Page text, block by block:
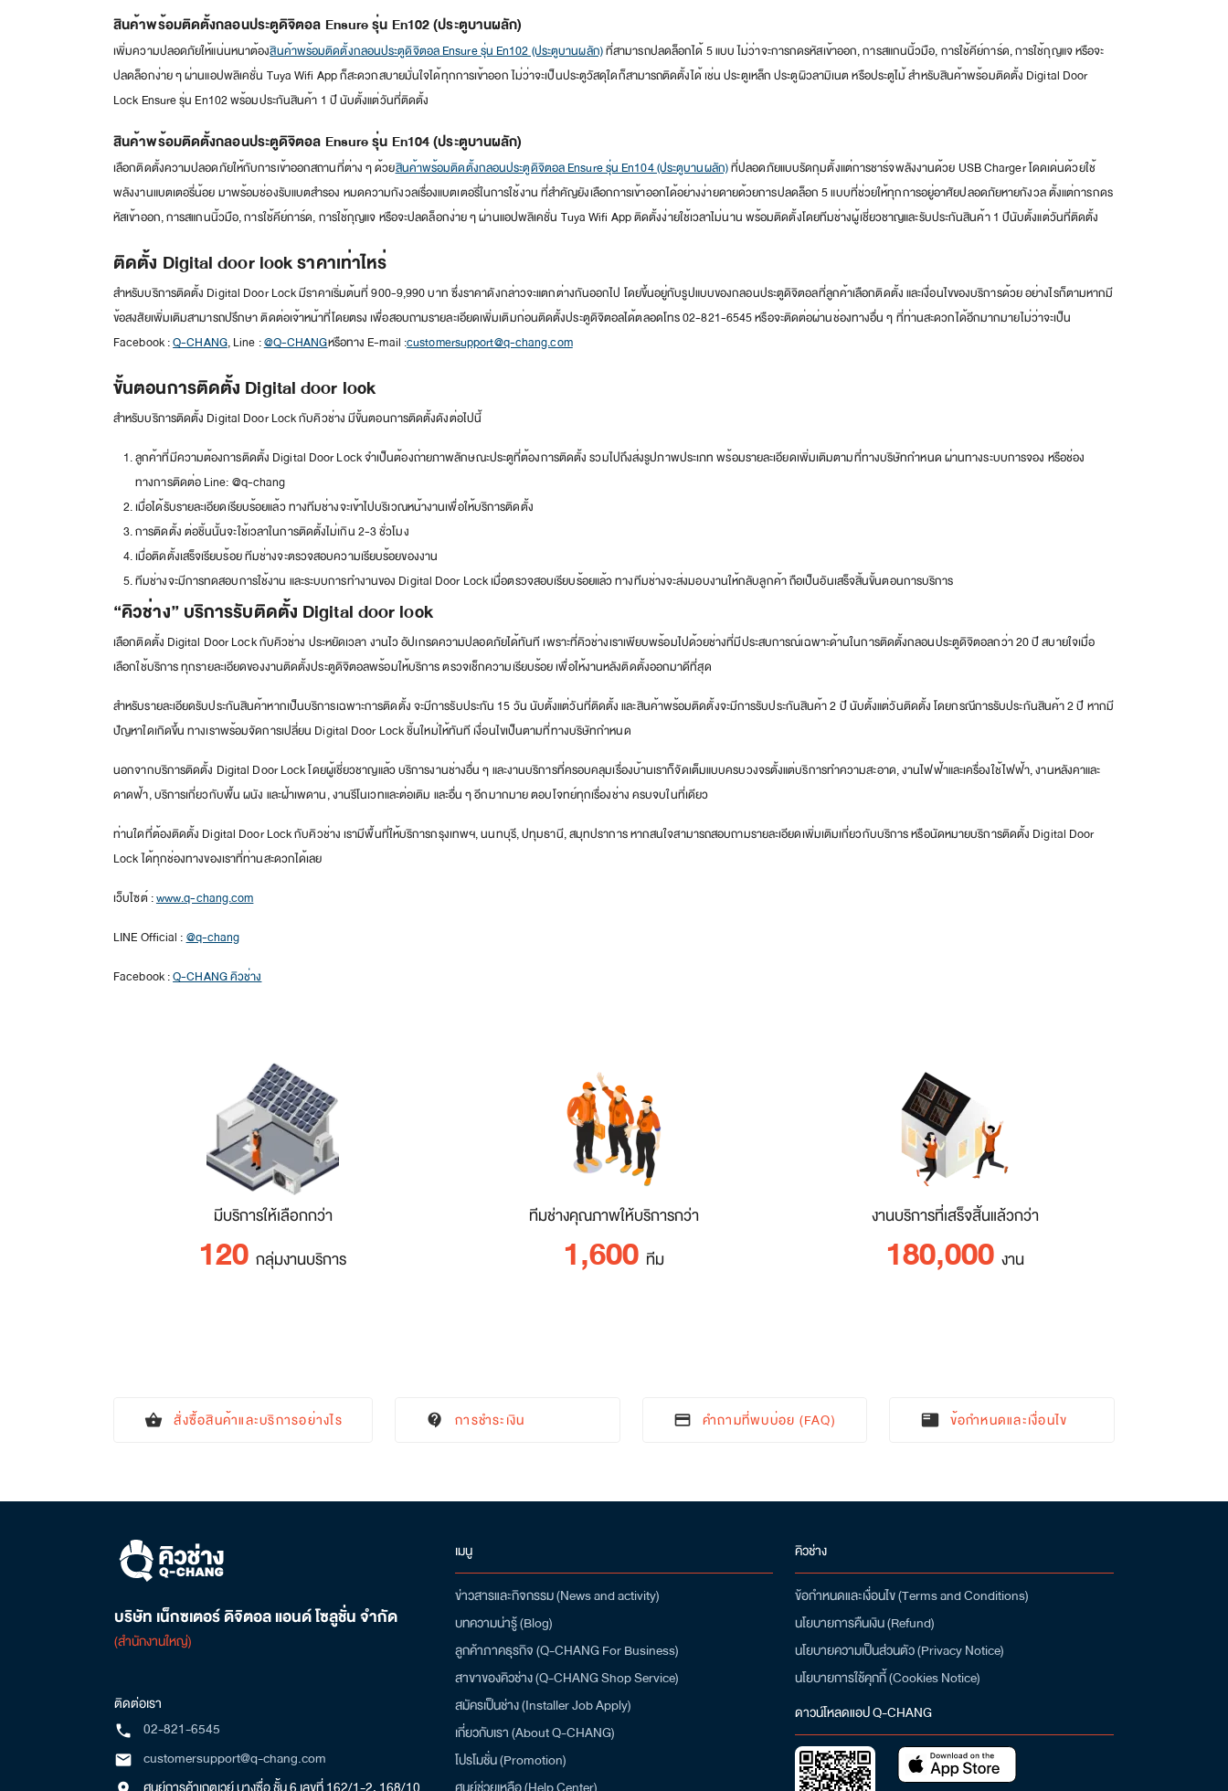
สินค้าพร้อมติดตั้งกลอนประตูดิจิตอล Ensure รุ่น En102 (ประตูบานผลัก)
เพิ่มความปลอดภัยให้แน่นหนาต้องสินค้าพร้อมติดตั้งกลอนประตูดิจิตอล Ensure รุ่น En102 (ประตูบานผลัก)ที่สามารถปลดล็อกได้ 5 แบบ ไม่ว่าจะการกดรหัสเข้าออก, การสแกนนิ้วมือ, การใช้คีย์การ์ด, การใช้กุญแจ หรือจะ
ปลดล็อกง่าย ๆ ผ่านแอปพลิเคชั่น Tuya Wifi App ก็สะดวกสบายมั่นใจได้ทุกการเข้าออก ไม่ว่าจะเป็นประตูวัสดุใดก็สามารถติดตั้งได้ เช่น ประตูเหล็ก ประตูผิวลามิเนต หรือประตูไม้ สำหรับสินค้าพร้อมติดตั้ง Digital Door
Lock Ensure รุ่น En102 พร้อมประกันสินค้า 1 ปี นับตั้งแต่วันที่ติดตั้ง
สินค้าพร้อมติดตั้งกลอนประตูดิจิตอล Ensure รุ่น En104 (ประตูบานผลัก)
เลือกติดตั้งความปลอดภัยให้กับการเข้าออกสถานที่ต่าง ๆ ด้วยสินค้าพร้อมติดตั้งกลอนประตูดิจิตอล Ensure รุ่น En104 (ประตูบานผลัก)ที่ปลอดภัยแบบรัดกุมตั้งแต่การชาร์จพลังงานด้วย USB Charger โดดเด่นด้วยใช้
พลังงานแบตเตอรี่น้อย มาพร้อมช่องรับแบตสำรอง หมดความกังวลเรื่องแบตเตอรี่ในการใช้งาน ที่สำคัญยังเลือกการเข้าออกได้อย่างง่ายดายด้วยการปลดล็อก 5 แบบที่ช่วยให้ทุกการอยู่อาศัยปลอดภัยหายกังวล ตั้งแต่การกดร
หัสเข้าออก, การสแกนนิ้วมือ, การใช้คีย์การ์ด, การใช้กุญแจ หรือจะปลดล็อกง่าย ๆ ผ่านแอปพลิเคชั่น Tuya Wifi App ติดตั้งง่ายใช้เวลาไม่นาน พร้อมติดตั้งโดยทีมช่างผู้เชี่ยวชาญและรับประกันสินค้า 1 ปีนับตั้งแต่วันที่ติดตั้ง
ติดตั้ง Digital door lock ราคาเท่าไหร่
สำหรับบริการติดตั้ง Digital Door Lock มีราคาเริ่มต้นที่ 900-9,990 บาท ซึ่งราคาดังกล่าวจะแตกต่างกันออกไป โดยขึ้นอยู่กับรูปแบบของกลอนประตูดิจิตอลที่ลูกค้าเลือกติดตั้ง และเงื่อนไขของบริการด้วย อย่างไรก็ตามหากมี
ข้อสงสัยเพิ่มเติมสามารถปรึกษา ติดต่อเจ้าหน้าที่โดยตรง เพื่อสอบถามรายละเอียดเพิ่มเติมก่อนติดตั้งประตูดิจิตอลได้ตลอดโทร 02-821-6545 หรือจะติดต่อผ่านช่องทางอื่น ๆ ที่ท่านสะดวกได้อีกมากมายไม่ว่าจะเป็น
Facebook :Q-CHANG, Line :@Q-CHANGหรือทาง E-mail :customersupport@q-chang.com
ขั้นตอนการติดตั้ง Digital door lock
สำหรับบริการติดตั้ง Digital Door Lock กับคิวช่าง มีขั้นตอนการติดตั้งดังต่อไปนี้
ลูกค้าที่มีความต้องการติดตั้ง Digital Door Lock จำเป็นต้องถ่ายภาพลักษณะประตูที่ต้องการติดตั้ง รวมไปถึงส่งรูปภาพประเภท พร้อมรายละเอียดเพิ่มเติมตามที่ทางบริษัทกำหนด ผ่านทางระบบการจอง หรือช่อง
ทางการติดต่อ Line: @q-chang
เมื่อได้รับรายละเอียดเรียบร้อยแล้ว ทางทีมช่างจะเข้าไปบริเวณหน้างานเพื่อให้บริการติดตั้ง
การติดตั้ง ต่อชิ้นนั้นจะใช้เวลาในการติดตั้งไม่เกิน 2-3 ชั่วโมง
เมื่อติดตั้งเสร็จเรียบร้อย ทีมช่างจะตรวจสอบความเรียบร้อยของงาน
ทีมช่างจะมีการทดสอบการใช้งาน และระบบการทำงานของ Digital Door Lock เมื่อตรวจสอบเรียบร้อยแล้ว ทางทีมช่างจะส่งมอบงานให้กลับลูกค้า ถือเป็นอันเสร็จสิ้นขั้นตอนการบริการ
“คิวช่าง” บริการรับติดตั้ง Digital door lock
เลือกติดตั้ง Digital Door Lock กับคิวช่าง ประหยัดเวลา งานไว อัปเกรดความปลอดภัยได้ทันที เพราะที่คิวช่างเราเพียบพร้อมไปด้วยช่างที่มีประสบการณ์เฉพาะด้านในการติดตั้งกลอนประตูดิจิตอลกว่า 20 ปี สบายใจเมื่อ
เลือกใช้บริการ ทุกรายละเอียดของงานติดตั้งประตูดิจิตอลพร้อมให้บริการ ตรวจเช็กความเรียบร้อย เพื่อให้งานหลังติดตั้งออกมาดีที่สุด
สำหรับรายละเอียดรับประกันสินค้าหากเป็นบริการเฉพาะการติดตั้ง จะมีการรับประกัน 15 วัน นับตั้งแต่วันที่ติดตั้ง และสินค้าพร้อมติดตั้งจะมีการรับประกันสินค้า 2 ปี นับตั้งแต่วันติดตั้ง โดยกรณีการรับประกันสินค้า 2 ปี หากมี
ปัญหาใดเกิดขึ้น ทางเราพร้อมจัดการเปลี่ยน Digital Door Lock ชิ้นใหม่ให้ทันที เงื่อนไขเป็นตามที่ทางบริษัทกำหนด
นอกจากบริการติดตั้ง Digital Door Lock โดยผู้เชี่ยวชาญแล้ว บริการงานช่างอื่น ๆ และงานบริการที่ครอบคลุมเรื่องบ้านเราก็จัดเต็มแบบครบวงจรตั้งแต่บริการทำความสะอาด, งานไฟฟ้าและเครื่องใช้ไฟฟ้า, งานหลังคาและ
ดาดฟ้า, บริการเกี่ยวกับพื้น ผนัง และฝ้าเพดาน, งานรีโนเวทและต่อเติม และอื่น ๆ อีกมากมาย ตอบโจทย์ทุกเรื่องช่าง ครบจบในที่เดียว
ท่านใดที่ต้องติดตั้ง Digital Door Lock กับคิวช่าง เรามีพื้นที่ให้บริการกรุงเทพฯ, นนทบุรี, ปทุมธานี, สมุทปราการ หากสนใจสามารถสอบถามรายละเอียดเพิ่มเติมเกี่ยวกับบริการ หรือนัดหมายบริการติดตั้ง Digital Door
Lock ได้ทุกช่องทางของเราที่ท่านสะดวกได้เลย
เว็บไซต์ :www.q-chang.com
LINE Official :@q-chang
Facebook :Q-CHANG คิวช่าง
มีบริการให้เลือกกว่า
120 กลุ่มงานบริการ
ทีมช่างคุณภาพให้บริการกว่า
1,600 ทีม
งานบริการที่เสร็จสิ้นแล้วกว่า
180,000 งาน
shopping_basket สั่งซื้อสินค้าและบริการอย่างไร contact_support การชำระเงิน credit_card คำถามที่พบบ่อย (FAQ) featured_play_list ข้อกำหนดและเงื่อนไข
บริษัท เน็กซเตอร์ ดิจิตอล แอนด์ โซลูชั่น จำกัด
(สำนักงานใหญ่)
ติดต่อเรา
local_phone 02-821-6545
mail customersupport@q-chang.com
เมนู
ข่าวสารและกิจกรรม (News and activity)
บทความน่ารู้ (Blog)
ลูกค้าภาคธุรกิจ (Q-CHANG For Business)
สาขาของคิวช่าง (Q-CHANG Shop Service)
สมัครเป็นช่าง (Installer Job Apply)
เกี่ยวกับเรา (About Q-CHANG)
โปรโมชั่น (Promotion)
คิวช่าง
ข้อกำหนดและเงื่อนไข (Terms and Conditions)
นโยบายการคืนเงิน (Refund)
นโยบายความเป็นส่วนตัว (Privacy Notice)
นโยบายการใช้คุกกี้ (Cookies Notice)
ดาวน์โหลดแอป Q-CHANG